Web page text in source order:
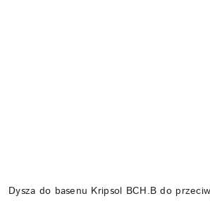
Dysza do basenu Kripsol BCH.B do